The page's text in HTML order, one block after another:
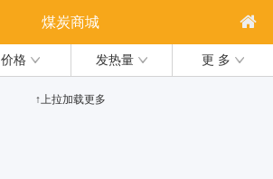
煤炭商城
价格 发热量 更 多
↑上拉加载更多